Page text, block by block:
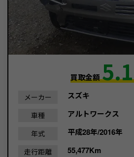
買取金額5.1
メーカー スズキ
車種 アルトワークス
年式 平成28年/2016年
走行距離 55,477Km